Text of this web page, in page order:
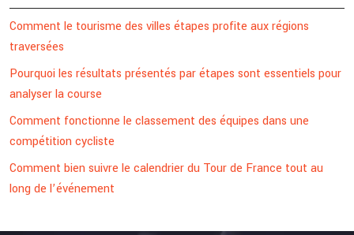
Comment le tourisme des villes étapes profite aux régions
traversées
Pourquoi les résultats présentés par étapes sont essentiels pour
analyser la course
Comment fonctionne le classement des équipes dans une
compétition cycliste
Comment bien suivre le calendrier du Tour de France tout au
long de l’événement